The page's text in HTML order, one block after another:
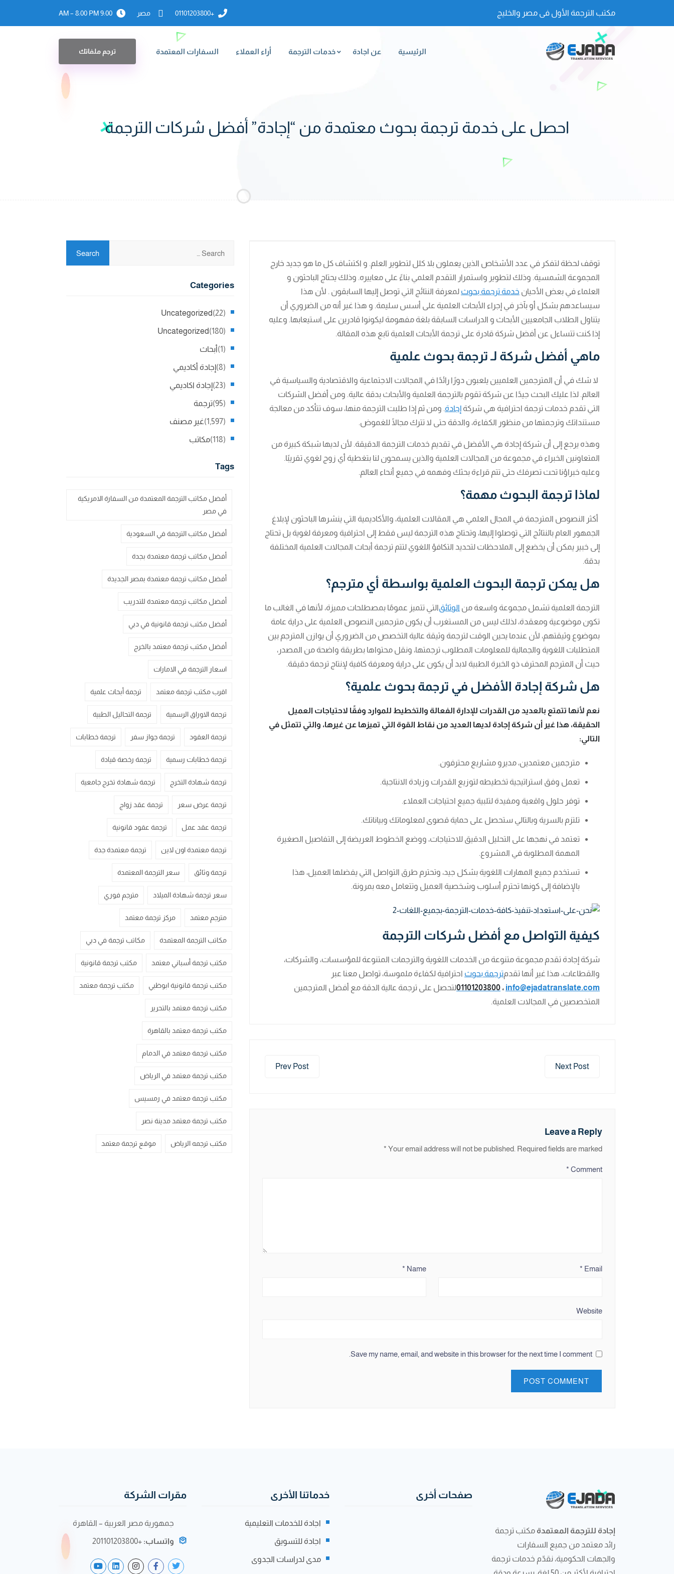
مكتب الترجمة الأول فى مصر والخليج +01101203800 مصر 9:00 AM – 8:00 PM
الرئيسية عن اجادة خدمات الترجمة أراء العملاء السفارات المعتمدة ترجم ملفاتك
احصل على خدمة ترجمة بحوث معتمدة من “إجادة” أفضل شركات الترجمة
توقف لحظة لتفكر في عدد الأشخاص الذين يعملون بلا كلل لتطوير العلم. و اكتشاف كل ما هو جديد خارج
المجموعة الشمسية. وذلك لتطوير واستمرار التقدم العلمي بناءً على معاييره. وذلك يحتاج الباحثون و
العلماء في بعض الأحيان خدمة ترجمة بحوث لمعرفة النتائج التي توصل إليها السابقون . لأن هذا
سيساعدهم بشكل أو بآخر في إجراء الأبحاث العلمية على أسس سليمة. و هذا غير أنه من الضروري أن
يتناول الطلاب الجامعيين الأبحاث و الدراسات السابقة بلغة مفهومة ليكونوا قادرين على استيعابها. وعليه
إذا كنت تتساءل عن أفضل شركة قادرة على ترجمة الأبحاث العلمية تابع هذه المقالة.
ماهي أفضل شركة لـ ترجمة بحوث علمية
لا شك في أن المترجمين العلميين يلعبون دورًا رائدًا في المجالات الاجتماعية والاقتصادية والسياسية في
العالم. لذا عليك البحث جيدًا عن شركة تقوم بالترجمة العلمية والأبحاث بدقة عالية. ومن أفضل الشركات
التي تقدم خدمات ترجمة احترافية هي شركة إجادة. ومن ثم إذا طلبت الترجمة منها، سوف تتأكد من معالجة
مستنداتك وترجمتها من منظور الكفاءة، والدقة حتى لا تترك مجالًا للغموض.
وهذه يرجع إلى أن شركة إجادة هي الأفضل في تقديم خدمات الترجمة الدقيقة. لأن لديها شبكة كبيرة من
المتعاونين الخبراء في مجموعة من المجالات العلمية والذين يسمحون لنا بتغطية أي زوج لغوي تقريبًا.
وعليه خبراؤنا تحت تصرفك حتى تتم قراءة بحثك وفهمه في جميع أنحاء العالم.
لماذا ترجمة البحوث مهمة؟
أكثر النصوص المترجمة في المجال العلمي هي المقالات العلمية، والأكاديمية التي ينشرها الباحثون لإبلاغ
الجمهور العام بالنتائج التي توصلوا إليها، وتحتاج هذه الترجمة ليس فقط إلى احترافية ومعرفة لغوية بل تحتاج
إلى خبير يمكن أن يخضع إلى الملاحظات لتحديد التكافؤ اللغوي لتتم ترجمة أبحاث المجالات العلمية المختلفة
بدقة.
هل يمكن ترجمة البحوث العلمية بواسطة أي مترجم؟
الترجمة العلمية تشمل مجموعة واسعة من الوثائقالتي تتميز عمومًا بمصطلحات مميزة، لأنها في الغالب ما
تكون موضوعية ومعقدة، لذلك ليس من المستغرب أن يكون مترجمين النصوص العلمية على دراية عامة
بموضوع وثيقتهم، لأن عندما يحين الوقت لترجمة وثيقة عالية التخصص من الضروري أن يوازن المترجم بين
المتطلبات اللغوية والجمالية للمعلومات المطلوب ترجمتها، ونقل محتواها بطريقة واضحة من المصدر،
حيث أن المترجم المحترف ذو الخبرة الطبية لابد أن يكون على دراية ومعرفة كافية لإنتاج ترجمة دقيقة.
هل شركة إجادة الأفضل في ترجمة بحوث علمية؟
نعم لأنها تتمتع بالعديد من القدرات للإدارة الفعالة والتخطيط للموارد وفقًا لاحتياجات العميل
الحقيقة، هذا غير أن شركة إجادة لديها العديد من نقاط القوة التي تميزها عن غيرها، والتي تتمثل في
التالي:
مترجمين معتمدين، مديرو مشاريع محترفون.
تعمل وفق استراتيجية تخطيطه لتوزيع القدرات وزيادة الانتاجية.
توفر حلول واقعية ومفيدة لتلبية جميع احتياجات العملاء.
تلتزم بالسرية وبالتالي ستحصل على حماية قصوى لمعلوماتك وبياناتك.
تعتمد في نهجها على التحليل الدقيق للاحتياجات، ووضع الخطوط العريضة إلى التفاصيل الصغيرة
المهمة المطلوبة في المشروع.
تستخدم جميع المهارات اللغوية بشكل جيد، وتحترم طرق التواصل التي يفضلها العميل، هذا
بالإضافة إلى كونها تحترم أسلوب وشخصية العميل وتتعامل معه بمرونة.
كيفية التواصل مع أفضل شركات الترجمة
شركة إجادة تقدم مجموعة متنوعة من الخدمات اللغوية والترجمات المتنوعة للمؤسسات، والشركات،
والقطاعات، هذا غير أنها تقدمترجمة بحوث احترافية لكفاءة ملموسة، تواصل معنا عبر
info@ejadatranslate.com ، 01101203800لتحصل على ترجمة عالية الدقة مع أفضل المترجمين
المتخصصين في المجالات العلمية.
Prev Post Next Post
Leave a Reply
Your email address will not be published. Required fields are marked
*
Comment
*
Name
* Email
*
Website
Save my name, email, and website in this browser for the next time I comment.
Categories
Uncategorized (22)
Uncategorized (180)
أبحاث (1)
إجادة أكاديمي (8)
إجادة اكاديمي (23)
ترجمة (95)
غير مصنف (1,597)
مكاتب (118)
Tags
أفضل مكاتب الترجمة المعتمدة من السفارة الامريكية
في مصر
أفضل مكاتب الترجمة في السعودية
أفضل مكاتب ترجمة معتمدة بجدة
أفضل مكاتب ترجمة معتمدة بمصر الجديدة
أفضل مكاتب ترجمة معتمدة للتدريب
أفضل مكتب ترجمة قانونية في دبي
أفضل مكتب ترجمة معتمد بالخرج
اسعار الترجمة في الامارات
اقرب مكتب ترجمة معتمد ترجمة أبحاث علمية
ترجمة الاوراق الرسمية ترجمة التحاليل الطبية
ترجمة العقود ترجمة جواز سفر ترجمة خطابات
ترجمة خطابات رسمية ترجمة رخصة قيادة
ترجمة شهادة التخرج ترجمة شهادة تخرج جامعية
ترجمة عرض سعر ترجمة عقد زواج
ترجمة عقد عمل ترجمة عقود قانونية
ترجمة معتمدة اون لاين ترجمة معتمدة جدة
ترجمة وثائق سعر الترجمة المعتمدة
سعر ترجمة شهادة الميلاد مترجم فوري
مترجم معتمد مركز ترجمة معتمد
مكاتب الترجمة المعتمدة مكاتب ترجمة في دبي
مكتب ترجمة أسباني معتمد مكتب ترجمة قانونية
مكتب ترجمة قانونية ابوظبي مكتب ترجمة معتمد
مكتب ترجمة معتمد بالتحرير
مكتب ترجمة معتمد بالقاهرة
مكتب ترجمة معتمد في الدمام
مكتب ترجمة معتمد في الرياض
مكتب ترجمة معتمد في رمسيس
مكتب ترجمة معتمد مدينة نصر
مكتب ترجمه الرياض موقع ترجمة معتمد
إجادة للترجمة المعتمدة مكتب ترجمة
رائد معتمد من جميع السفارات
والجهات الحكومية، نقدّم خدمات ترجمة
صفحات أخرى خدماتنا الأخرى
اجادة للخدمات التعليمية
اجادة للتسويق
مدى لدراسات الجدوى
مقرات الشركة
جمهورية مصر العربية – القاهرة
واتساب: +201101203800